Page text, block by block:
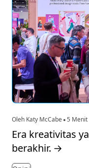
Oleh Katy McCabe 5 Menit
Era kreativitas
berakhir. →